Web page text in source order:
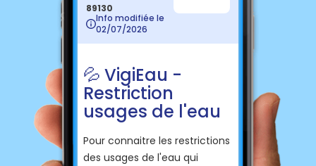
89130
Info modifiée le
02/07/2026
💦 VigiEau -
Restriction
usages de l'eau
Pour connaitre les restrictions
des usages de l'eau qui